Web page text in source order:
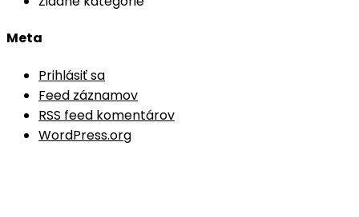
Meta
Prihlásiť sa
Feed záznamov
RSS feed komentárov
WordPress.org